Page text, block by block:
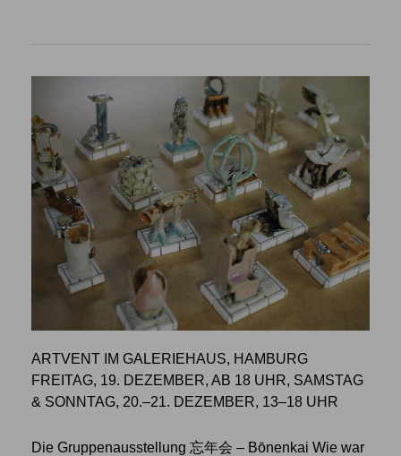
ARTVENT IM GALERIEHAUS, HAMBURG
FREITAG, 19. DEZEMBER, AB 18 UHR, SAMSTAG
& SONNTAG, 20.–21. DEZEMBER, 13–18 UHR
Die Gruppenausstellung 忘年会 – Bōnenkai Wie war